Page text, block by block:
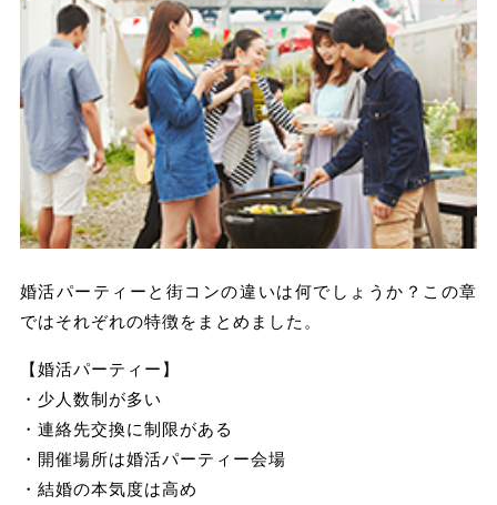
婚活パーティーと街コンの違いは何でしょうか？この章
ではそれぞれの特徴をまとめました。
【婚活パーティー】
・少人数制が多い
・連絡先交換に制限がある
・開催場所は婚活パーティー会場
・結婚の本気度は高め